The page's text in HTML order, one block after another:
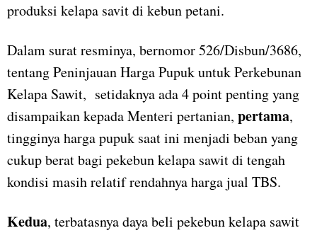
produksi kelapa savit di kebun petani.
Dalam surat resminya, bernomor 526/Disbun/3686,
tentang Peninjauan Harga Pupuk untuk Perkebunan
Kelapa Sawit, setidaknya ada 4 point penting yang
disampaikan kepada Menteri pertanian, pertama,
tingginya harga pupuk saat ini menjadi beban yang
cukup berat bagi pekebun kelapa sawit di tengah
kondisi masih relatif rendahnya harga jual TBS.
Kedua, terbatasnya daya beli pekebun kelapa sawit